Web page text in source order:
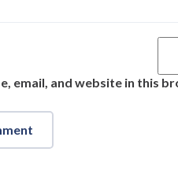
email, and website in this